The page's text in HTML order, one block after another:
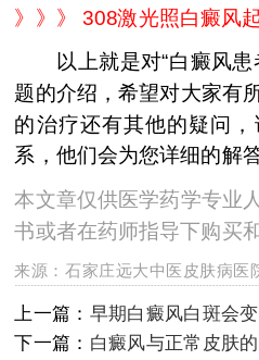
》》》308激光照白癜风
以上就是对“白癜风患
题的介绍，希望对大家有
的治疗还有其他的疑问
系，他们会为您详细的解答
本文章仅供医学药学专业
书或者在药师指导下购买
来源：石家庄远大中医皮肤病医
上一篇： 早期白癜风白斑会
下一篇： 白癜风与正常皮肤